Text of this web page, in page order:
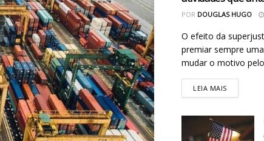
POR DOUGLAS HUGO
O efeito da
premiar sempre
mudar o motivo
LEIA MAIS